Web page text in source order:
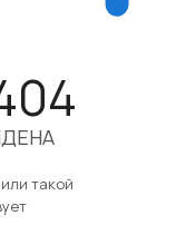
такой